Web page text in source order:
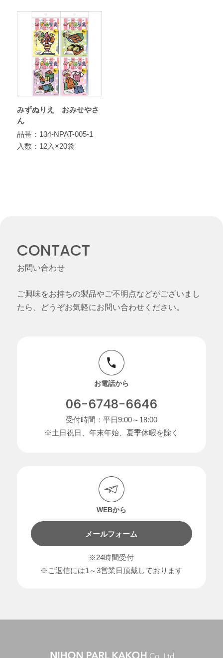
みずぬりえ おみせやさ
ん
品番：134-NPAT-005-1
入数：12入×20袋
CONTACT
お問い合わせ
ご興味をお持ちの製品やご不明点などがございまし
たら、どうぞお気軽にお問い合わせください。
お電話から
06-6748-6646
受付時間：平日9:00～18:00
※土日祝日、年末年始、夏季休暇を除く
WEBから
メールフォーム
※24時間受付
※ご返信には1～3営業日頂戴しております